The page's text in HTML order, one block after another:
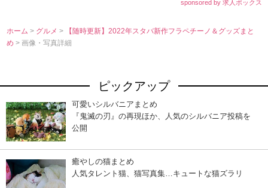
sponsored by 求人ボックス
ホーム > グルメ>
【随時更新】2022年スタバ新作フラペチーノ＆グッズまと
め> 画像・写真詳細
ピックアップ
可愛いシルバニアまとめ
『鬼滅の刃』の再現ほか、人気のシルバニア投稿を
公開
癒やしの猫まとめ
人気タレント猫、猫写真集…キュートな猫ズラリ